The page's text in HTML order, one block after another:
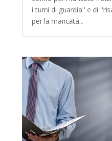
i turni di guardia'' e di
per la mancata...